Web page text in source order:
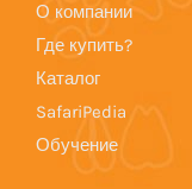
О компании
Где купить?
Каталог
SafariPedia
Обучение